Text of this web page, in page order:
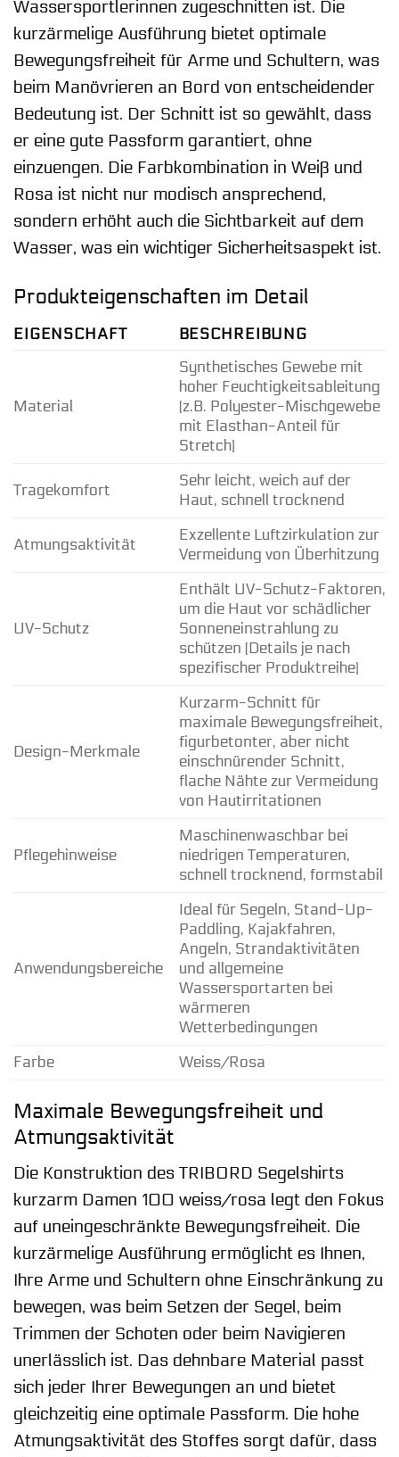
Wassersportlerinnen zugeschnitten ist. Die
kurzärmelige Ausführung bietet optimale
Bewegungsfreiheit für Arme und Schultern, was
beim Manövrieren an Bord von entscheidender
Bedeutung ist. Der Schnitt ist so gewählt, dass
er eine gute Passform garantiert, ohne
einzuengen. Die Farbkombination in Weiß und
Rosa ist nicht nur modisch ansprechend,
sondern erhöht auch die Sichtbarkeit auf dem
Wasser, was ein wichtiger Sicherheitsaspekt ist.
Produkteigenschaften im Detail
EIGENSCHAFT BESCHREIBUNG
Material
Synthetisches Gewebe mit
hoher Feuchtigkeitsableitung
(z.B. Polyester-Mischgewebe
mit Elasthan-Anteil für
Stretch)
Tragekomfort
Sehr leicht, weich auf der
Haut, schnell trocknend
Atmungsaktivität
Exzellente Luftzirkulation zur
Vermeidung von Überhitzung
UV-Schutz
Enthält UV-Schutz-Faktoren,
um die Haut vor schädlicher
Sonneneinstrahlung zu
schützen (Details je nach
spezifischer Produktreihe)
Design-Merkmale
Kurzarm-Schnitt für
maximale Bewegungsfreiheit,
figurbetonter, aber nicht
einschnürender Schnitt,
flache Nähte zur Vermeidung
von Hautirritationen
Pflegehinweise
Maschinenwaschbar bei
niedrigen Temperaturen,
schnell trocknend, formstabil
Anwendungsbereiche
Ideal für Segeln, Stand-Up-
Paddling, Kajakfahren,
Angeln, Strandaktivitäten
und allgemeine
Wassersportarten bei
wärmeren
Wetterbedingungen
Farbe
Weiss/Rosa
Maximale Bewegungsfreiheit und
Atmungsaktivität
Die Konstruktion des TRIBORD Segelshirts
kurzarm Damen 100 weiss/rosa legt den Fokus
auf uneingeschränkte Bewegungsfreiheit. Die
kurzärmelige Ausführung ermöglicht es Ihnen,
Ihre Arme und Schultern ohne Einschränkung zu
bewegen, was beim Setzen der Segel, beim
Trimmen der Schoten oder beim Navigieren
unerlässlich ist. Das dehnbare Material passt
sich jeder Ihrer Bewegungen an und bietet
gleichzeitig eine optimale Passform. Die hohe
Atmungsaktivität des Stoffes sorgt dafür, dass